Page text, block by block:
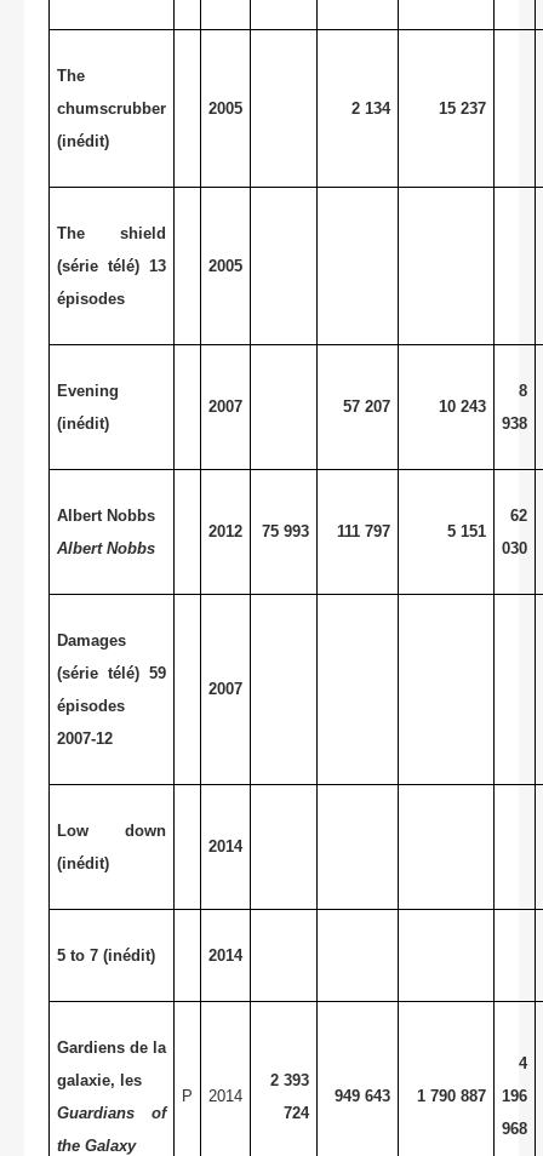
The
chumscrubber
(inédit)
2005 2 134 15 237
The shield
(série télé) 13
épisodes
2005
Evening
(inédit)
2007 57 207 10 243
8
938
Albert Nobbs
Albert Nobbs
2012 75 993 111 797 5 151
62
030
Damages
(série télé) 59
épisodes
2007-12
2007
Low down
(inédit)
2014
5 to 7 (inédit) 2014
Gardiens de la
galaxie, les
Guardians of
the Galaxy
P 2014
2 393
724
949 643 1 790 887
4
196
968